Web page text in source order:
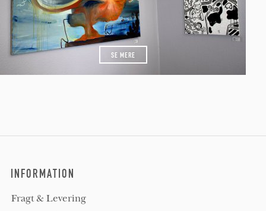
SE MERE
INFORMATION
Fragt & Levering